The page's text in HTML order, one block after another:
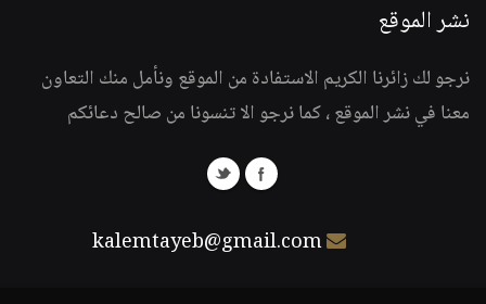
نشر الموقع
نرجو لك زائرنا الكريم الاستفادة من الموقع ونأمل منك التعاون
معنا في نشر الموقع ، كما نرجو الا تنسونا من صالح دعائكم
kalemtayeb@gmail.com